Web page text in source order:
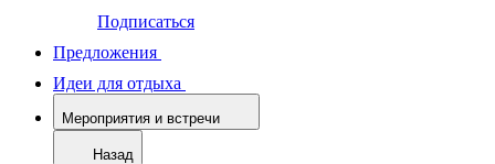
Подписаться
Предложения
Идеи для отдыха
Мероприятия и встречи
Назад